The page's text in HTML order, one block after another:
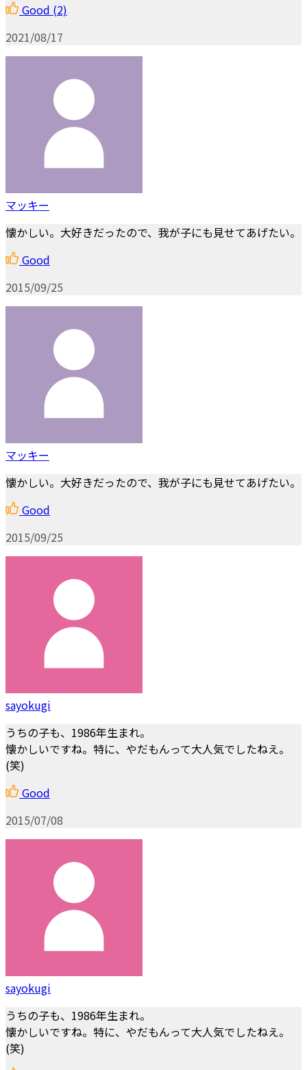
Good (2)
2021/08/17
マッキー
懐かしい。大好きだったので、我が子にも見せてあげたい。
Good
2015/09/25
マッキー
懐かしい。大好きだったので、我が子にも見せてあげたい。
Good
2015/09/25
sayokugi
うちの子も、1986年生まれ。
懐かしいですね。特に、やだもんって大人気でしたねえ。
(笑)
Good
2015/07/08
sayokugi
うちの子も、1986年生まれ。
懐かしいですね。特に、やだもんって大人気でしたねえ。
(笑)